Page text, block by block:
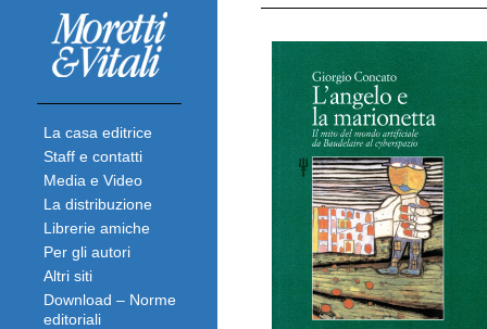
La casa editrice
Staff e contatti
Media e Video
La distribuzione
Librerie amiche
Per gli autori
Altri siti
Download – Norme
editoriali